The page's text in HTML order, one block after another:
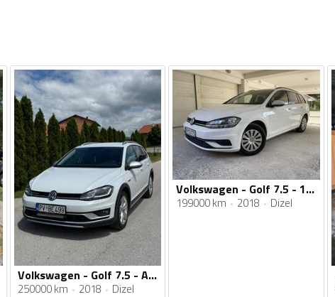
Volkswagen - Golf 7.5 - ALLTRACK 2.0 135KW 4MOTION
250000 km 2018 Dizel
Volkswagen - Golf 7.5 - 1.6 TDI
199000 km 2018 Dizel